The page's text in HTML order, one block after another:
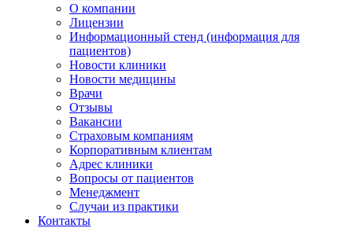
О компании
Лицензии
Информационный стенд (информация для
пациентов)
Новости клиники
Новости медицины
Врачи
Отзывы
Вакансии
Страховым компаниям
Корпоративным клиентам
Адрес клиники
Вопросы от пациентов
Менеджмент
Случаи из практики
Контакты